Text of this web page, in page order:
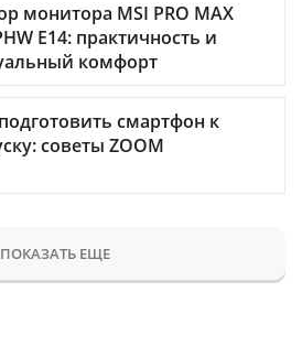
монитора MSI PRO MAX
E14: практичность и
комфорт
смартфон к
советы ZOOM
ПОКАЗАТЬ ЕЩЕ